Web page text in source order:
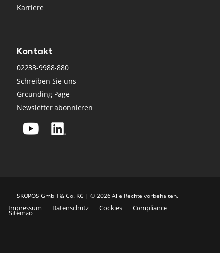
Karriere
Kontakt
02233-9988-880
Schreiben Sie uns
Grounding Page
Newsletter abonnieren
SKO­POS GmbH & Co. KG | © 2026 Alle Rech­te vor­be­hal­ten.
Impressum Datenschutz Cookies Compliance
Sitemap